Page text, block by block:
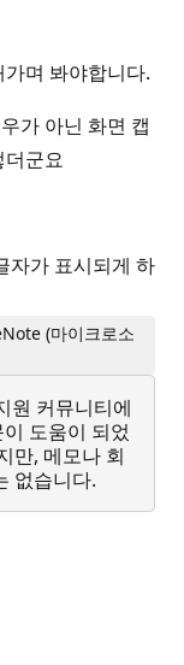
며 봐야합니다.
가 아닌 화면 캡
더군요
자가 표시되게 하
(마이크로소
커뮤니티에
도움이 되었
만, 메모나 회
없습니다.